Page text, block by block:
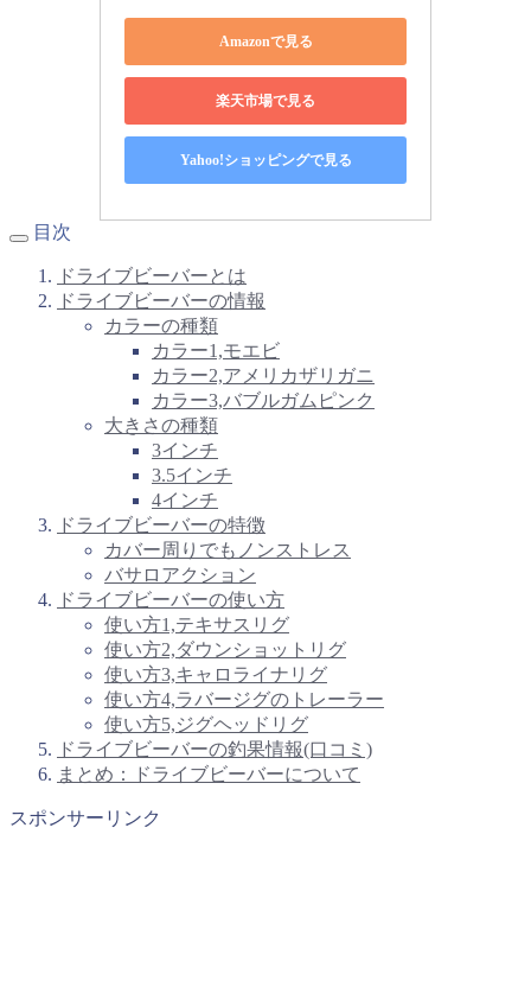
Amazonで見る
楽天市場で見る
Yahoo!ショッピングで見る
目次
ドライブビーバーとは
ドライブビーバーの情報
カラーの種類
カラー1,モエビ
カラー2,アメリカザリガニ
カラー3,バブルガムピンク
大きさの種類
3インチ
3.5インチ
4インチ
ドライブビーバーの特徴
カバー周りでもノンストレス
バサロアクション
ドライブビーバーの使い方
使い方1,テキサスリグ
使い方2,ダウンショットリグ
使い方3,キャロライナリグ
使い方4,ラバージグのトレーラー
使い方5,ジグヘッドリグ
ドライブビーバーの釣果情報(口コミ)
まとめ：ドライブビーバーについて
スポンサーリンク